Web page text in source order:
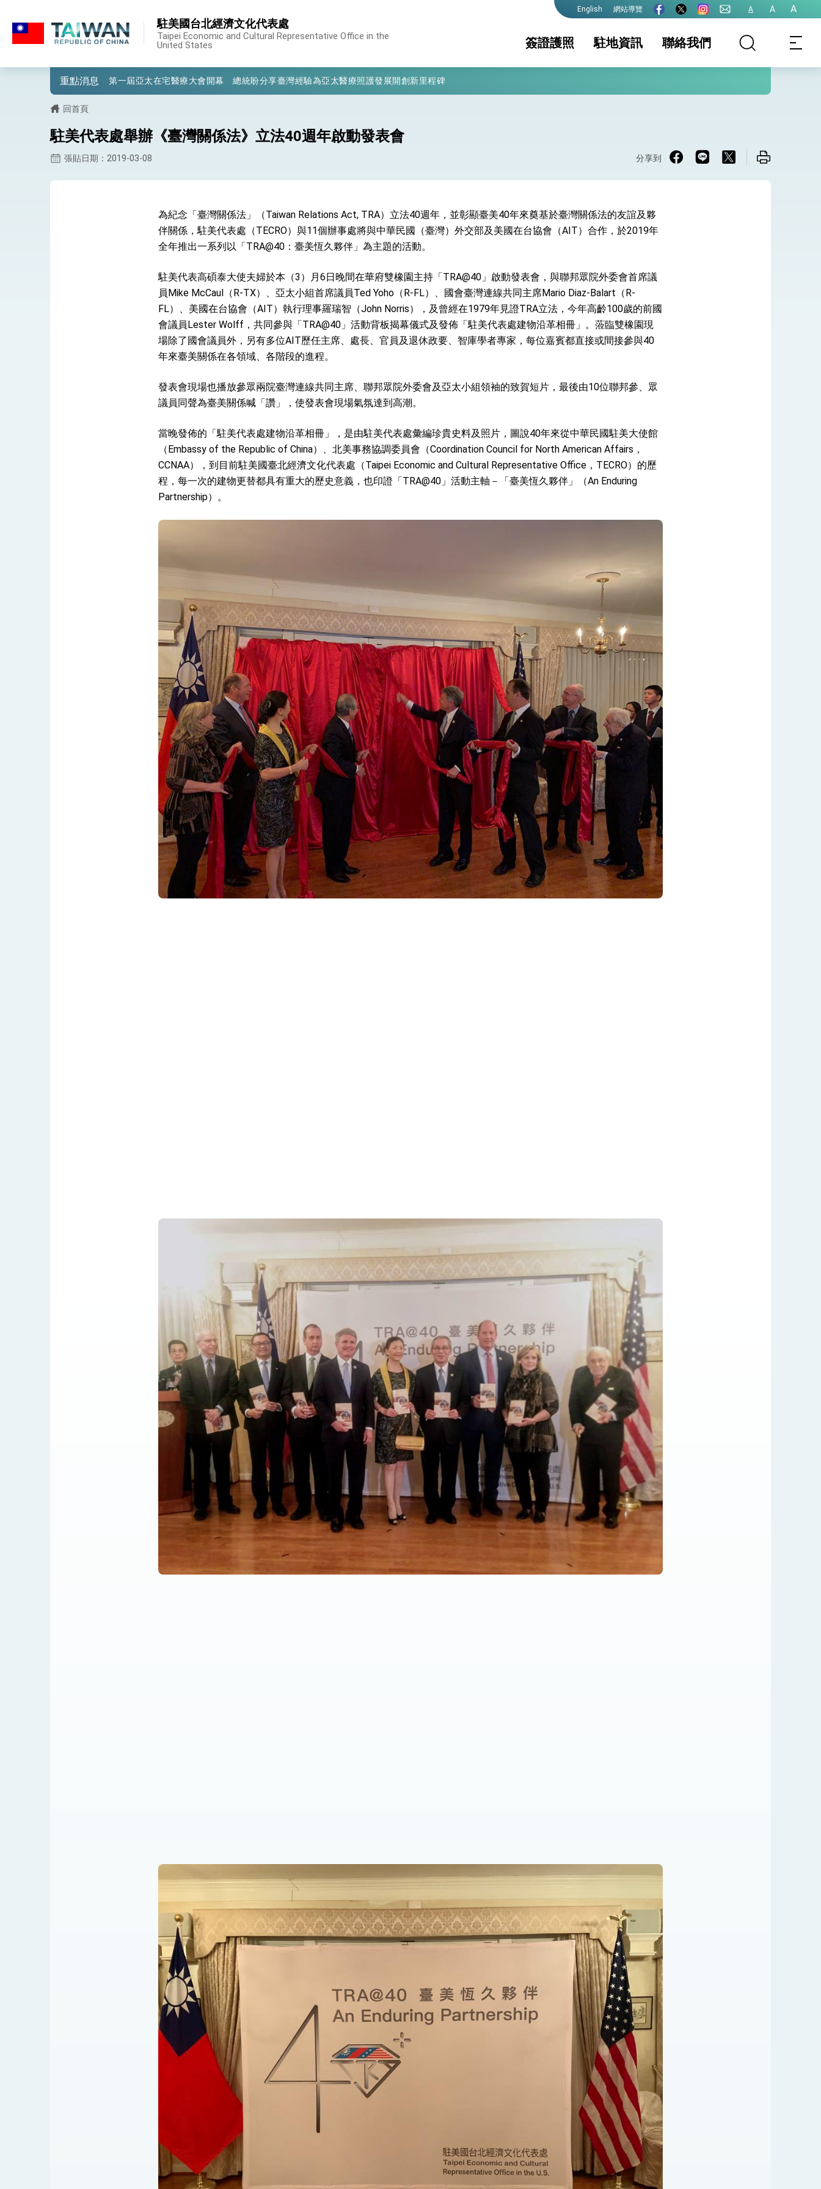
English 網站導覽 A A A
駐美國台北經濟文化代表處
Taipei Economic and Cultural Representative Office in the
United States
簽證護照
駐美國代表處及駐
領務線上預約時間
領事規費收費一覽
旅遊資訊
出具辦理免除J-1
1 Visa waiver）
駐地資訊
國家相關資訊 簽證及入境須知
生活資訊
聯絡我們
重點消息
外交部重要言論
第一屆亞太在宅醫療大會開幕 總統盼分享臺灣經驗為亞太醫療照護發展開創新里程碑
總統出訪史瓦帝尼返國談話 強調臺灣人有權利走向世界 盼與理念相近國家共同維護國際秩序
堅定走向世界 賴總統抵達史瓦帝尼王國進行國是訪問
總統與五院院長新春茶敘 盼化分歧為團結、為國家邁出合作第一步
台美貿易協議完成簽署達成6大目標、創5大歷史性突破 總統強調將以3大面向加速臺灣經濟轉型升級 籲請立院全力支持並盡速通過
臺美簽署「對等貿易協定」確立對等關稅15%且不疊加 我輸美2072項產品豁免對等關稅
總統接受「法新社」（AFP）專訪內容
外交部長林佳龍於《外交事務》撰文指出：自由世界 需要台灣，團結合作方能守護繁榮
外交部長林佳龍出席《台灣光華雜誌》50週年慶「見證蛻變，分享世界的光華」開幕式，期許數位轉 型迎向下個50年
總統主持「台美經濟繁榮夥伴對話」記者會 說明臺美合作三大戰略方向 盼與民主夥伴共同引領 下一個世代的繁榮
副總統接見美參議員蓋耶哥 強調美國是臺灣重要合作夥伴
外交部長林佳龍接見美國智庫「德國馬歇爾基金會」訪問團一行，深化跨大西洋戰略夥伴關係
臺美經貿談判獲階段性成果 卓揆期勉爭取時間完成「臺美對等貿易協定」簽署
卓揆：臺美關稅談判階段性結果有助臺灣取得有利戰略地位 全力支持「臺美對等貿易協定」簽署
外交部與數位發展部攜手合作，整合台灣雄厚數位實力，達成固邦榮邦目標
民調顯示多數國人滿意政府外交表現，高度支持「總合外交」與台歐美日關係深化
總統主持「守護民主台灣國安行動方案」記者會 強調以實力守護台海和平 以決心掌握國家命運
變局中 奮起的新臺灣 總統發表國慶演說
總統發表執政周年談話 盼面對未來挑戰 堅持團結 迎風轉型 穩健前行
賴總統就職演說影片
總統重要談話
外交部重要言論
我國政府將在美國亞利桑納州設立「駐鳳凰城辦事處」，進一步深化台美交流合作
回首頁
駐美代表處舉辦《臺灣關係法》立法40週年啟動發表會
張貼日期：2019-03-08 分享到
為紀念「臺灣關係法」（Taiwan Relations Act, TRA）立法40週年，並彰顯臺美40年來奠基於臺灣關係法的友誼及夥
伴關係，駐美代表處（TECRO）與11個辦事處將與中華民國（臺灣）外交部及美國在台協會（AIT）合作，於2019年
全年推出一系列以「TRA@40：臺美恆久夥伴」為主題的活動。
駐美代表高碩泰大使夫婦於本（3）月6日晚間在華府雙橡園主持「TRA@40」啟動發表會，與聯邦眾院外委會首席議
員Mike McCaul（R-TX）、亞太小組首席議員Ted Yoho（R-FL）、國會臺灣連線共同主席Mario Diaz-Balart（R-
FL）、美國在台協會（AIT）執行理事羅瑞智（John Norris），及曾經在1979年見證TRA立法，今年高齡100歲的前國
會議員Lester Wolff，共同參與「TRA@40」活動背板揭幕儀式及發佈「駐美代表處建物沿革相冊」。蒞臨雙橡園現
場除了國會議員外，另有多位AIT歷任主席、處長、官員及退休政要、智庫學者專家，每位嘉賓都直接或間接參與40
年來臺美關係在各領域、各階段的進程。
發表會現場也播放參眾兩院臺灣連線共同主席、聯邦眾院外委會及亞太小組領袖的致賀短片，最後由10位聯邦參、眾
議員同聲為臺美關係喊「讚」，使發表會現場氣氛達到高潮。
當晚發佈的「駐美代表處建物沿革相冊」，是由駐美代表處彙編珍貴史料及照片，圖說40年來從中華民國駐美大使館
（Embassy of the Republic of China）、北美事務協調委員會（Coordination Council for North American Affairs，
CCNAA），到目前駐美國臺北經濟文化代表處（Taipei Economic and Cultural Representative Office，TECRO）的歷
程，每一次的建物更替都具有重大的歷史意義，也印證「TRA@40」活動主軸－「臺美恆久夥伴」（An Enduring
Partnership）。